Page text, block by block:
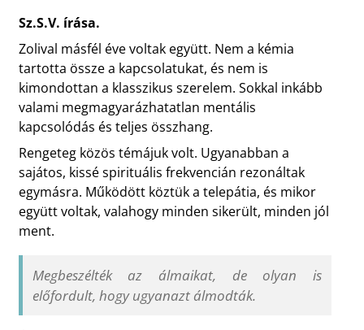
Sz.S.V. írása.
Zolival másfél éve voltak együtt. Nem a kémia
tartotta össze a kapcsolatukat, és nem is
kimondottan a klasszikus szerelem. Sokkal inkább
valami megmagyarázhatatlan mentális
kapcsolódás és teljes összhang.
Rengeteg közös témájuk volt. Ugyanabban a
sajátos, kissé spirituális frekvencián rezonáltak
egymásra. Működött köztük a telepátia, és mikor
együtt voltak, valahogy minden sikerült, minden jól
ment.
Megbeszélték az álmaikat, de olyan is
előfordult, hogy ugyanazt álmodták.